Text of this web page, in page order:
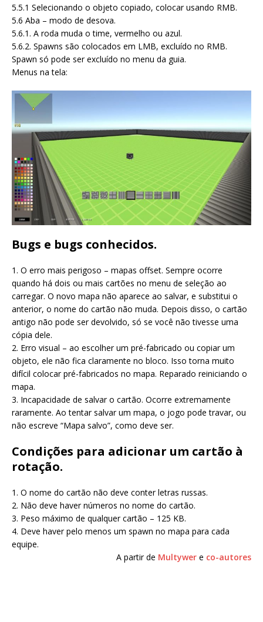
5.5.1 Selecionando o objeto copiado, colocar usando RMB.
5.6 Aba – modo de desova.
5.6.1. A roda muda o time, vermelho ou azul.
5.6.2. Spawns são colocados em LMB, excluído no RMB.
Spawn só pode ser excluído no menu da guia.
Menus na tela:
Bugs e bugs conhecidos.
1. O erro mais perigoso – mapas offset. Sempre ocorre
quando há dois ou mais cartões no menu de seleção ao
carregar. O novo mapa não aparece ao salvar, e substitui o
anterior, o nome do cartão não muda. Depois disso, o cartão
antigo não pode ser devolvido, só se você não tivesse uma
cópia dele.
2. Erro visual – ao escolher um pré-fabricado ou copiar um
objeto, ele não fica claramente no bloco. Isso torna muito
difícil colocar pré-fabricados no mapa. Reparado reiniciando o
mapa.
3. Incapacidade de salvar o cartão. Ocorre extremamente
raramente. Ao tentar salvar um mapa, o jogo pode travar, ou
não escreve “Mapa salvo”, como deve ser.
Condições para adicionar um cartão à
rotação.
1. O nome do cartão não deve conter letras russas.
2. Não deve haver números no nome do cartão.
3. Peso máximo de qualquer cartão – 125 KB.
4. Deve haver pelo menos um spawn no mapa para cada
equipe.
A partir de Multywer e co-autores